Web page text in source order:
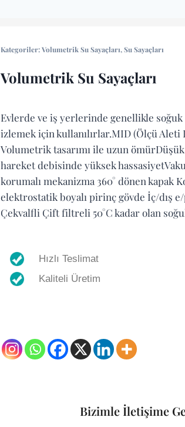
Kategoriler:Volumetrik Su Sayaçları,Su Sayaçları
Volumetrik Su Sayaçları
Evlerde ve iş yerlerinde genellikle soğuk
izlemek için kullanılırlar.MID (Ölçü
Volumetrik tasarımı ile uzun ömürDüşük
hareket debisinde yüksek
korumalı mekanizma 360° dönen kapak
elektrostatik boyalı pirinç gövde İç/dış
Çekvalfli Çift filtreli 50°C kadar olan
Hızlı Teslimat
Kaliteli Üretim
Bizimle İletişime